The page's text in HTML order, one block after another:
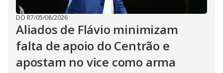
DO R7/05/08/2026
Aliados de Flávio minimizam
falta de apoio do Centrão e
apostam no vice como arma